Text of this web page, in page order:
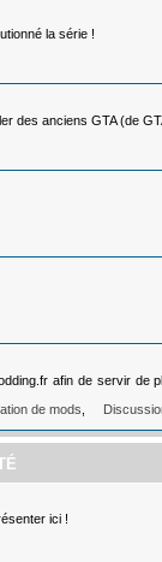
la série !
des anciens GTA (de
afin de servir de
de mods
ici !